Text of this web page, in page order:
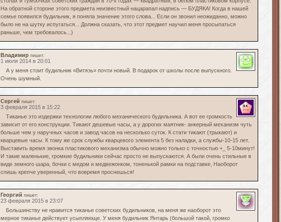
На обратной стороне этого предмета неизвестный нацарапал надпись — БУДЯКА! Когда в нашей
семье появился будильник, я поняла значение этого слова... Если он звонил неожиданно, можно
было не на шутку испугаться... Должна сказать, что этот предмет научил меня просыпаться
раньше, чем требовалось...)
Владимир пишет:
1 июля 2014 в 20:01
А у меня стоит будильник «Витязь» почти новый. В подарок от школы после выпускного.
Очень шумный.
Сергей пишет:
3 февраля 2015 в 15:22
Тиканье это издержки технологии любого механического будильника. А вот ее громкость
зависит от его конструкции. Тикают дешевые часы, а у дорогих маятник- анкерный механизм чуть
больше чем у наручных часов и завод часов на несколько суток. К стати тикают (трыкают) и
кварцевые часы. К тому же срок службы кварцевого элемента 5 без наладки, а службы-10-15 лет.
Выставить время звонка пластикового механизма обычно можно только с точностью +_ 5-10минут!
И такие маленькие, громкие будильники сейчас просто не выпускаются. А были очень стильные в
виде земного шара, бочки с медом и медвежонком, тоненькой рамки на подставке, Наоборот
спишь крепче уверенный, что вовремя проснешься!
Георгий пишет:
23 февраля 2015 в 23:07
Большинству не нравится тиканье советских будильников, на меня же наоборот это
мерное тиканье действует усыпляюще. У меня будильник Янтарь (большой такой, громко